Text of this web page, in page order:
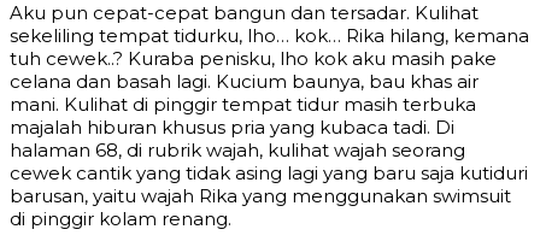
Aku pun cepat-cepat bangun dan tersadar. Kulihat
sekeliling tempat tidurku, lho… kok… Rika hilang, kemana
tuh cewek..? Kuraba penisku, lho kok aku masih pake
celana dan basah lagi. Kucium baunya, bau khas air
mani. Kulihat di pinggir tempat tidur masih terbuka
majalah hiburan khusus pria yang kubaca tadi. Di
halaman 68, di rubrik wajah, kulihat wajah seorang
cewek cantik yang tidak asing lagi yang baru saja kutiduri
barusan, yaitu wajah Rika yang menggunakan swimsuit
di pinggir kolam renang.